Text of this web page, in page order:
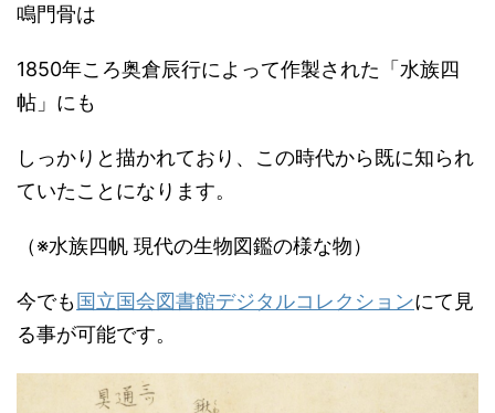
鳴門骨は
1850年ころ奥倉辰行によって作製された「水族四
帖」にも
しっかりと描かれており、この時代から既に知られ
ていたことになります。
（※水族四帆 現代の生物図鑑の様な物）
今でも国立国会図書館デジタルコレクションにて見
る事が可能です。